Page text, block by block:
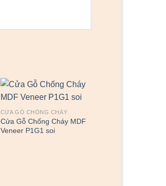
CỬA GỖ CHỐNG CHÁY
Cửa Gỗ Chống Cháy MDF
Veneer P1G1 soi